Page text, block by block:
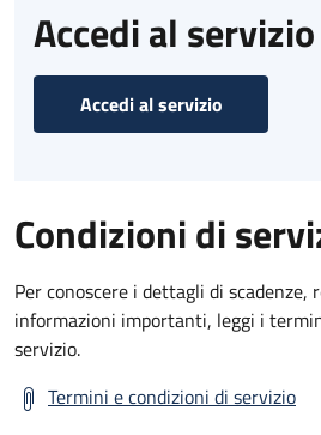
Accedi al servizio
Accedi al servizio
Condizioni di
Per conoscere i dettagli di
informazioni importanti, leggi i
servizio.
Termini e condizioni di servizio